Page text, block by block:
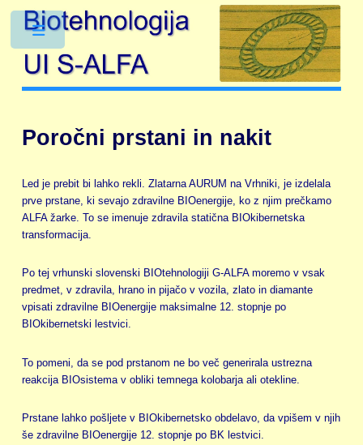
Poročni prstani in nakit
Led je prebit bi lahko rekli. Zlatarna AURUM na Vrhniki, je izdelala
prve prstane, ki sevajo zdravilne BIOenergije, ko z njim prečkamo
ALFA žarke. To se imenuje zdravila statična BIOkibernetska
transformacija.
Po tej vrhunski slovenski BIOtehnologiji G-ALFA moremo v vsak
predmet, v zdravila, hrano in pijačo v vozila, zlato in diamante
vpisati zdravilne BIOenergije maksimalne 12. stopnje po
BIOkibernetski lestvici.
To pomeni, da se pod prstanom ne bo več generirala ustrezna
reakcija BIOsistema v obliki temnega kolobarja ali otekline.
Prstane lahko pošljete v BIOkibernetsko obdelavo, da vpišem v njih
še zdravilne BIOenergije 12. stopnje po BK lestvici.
Toggle